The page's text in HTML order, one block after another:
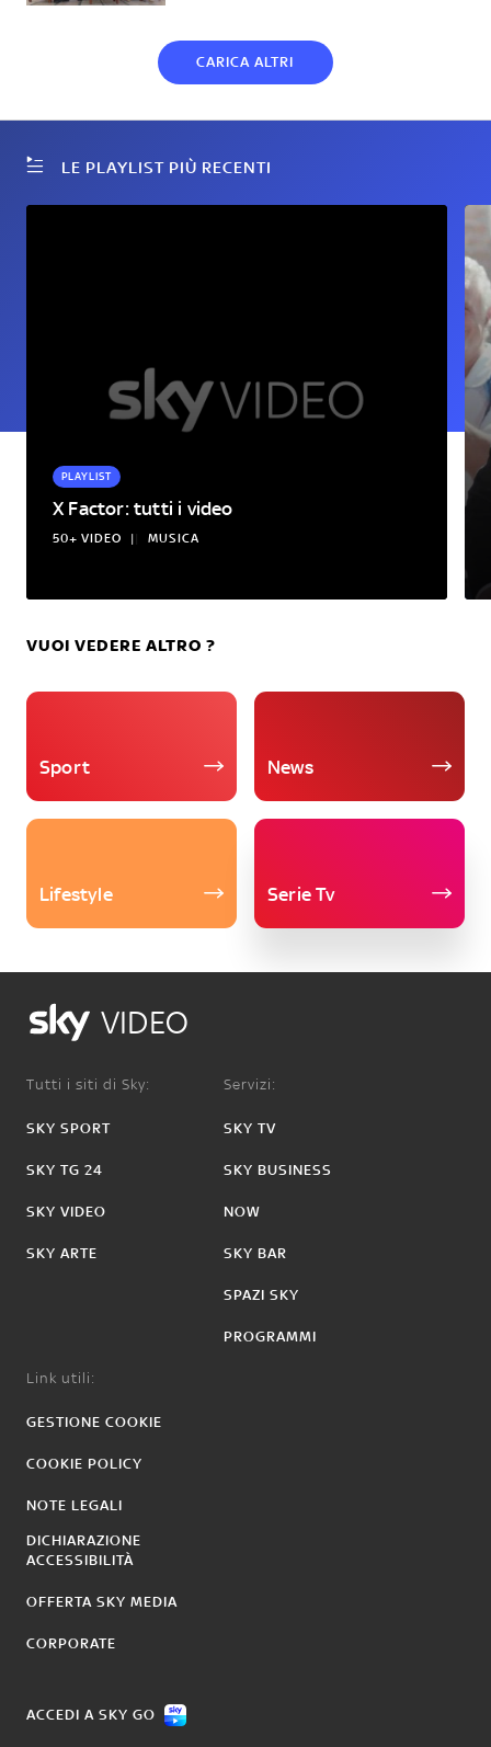
CARICA ALTRI
LE PLAYLIST PIÙ RECENTI
PLAYLIST
X Factor: tutti i video
50+ VIDEO MUSICA
VUOI VEDERE ALTRO ?
Sport News
Lifestyle Serie Tv
VIDEO
Tutti i siti di Sky:
SKY SPORT
SKY TG 24
SKY VIDEO
SKY ARTE
Servizi:
SKY TV
SKY BUSINESS
NOW
SKY BAR
SPAZI SKY
PROGRAMMI
Link utili:
GESTIONE COOKIE
COOKIE POLICY
NOTE LEGALI
DICHIARAZIONE
ACCESSIBILITÀ
OFFERTA SKY MEDIA
CORPORATE
ACCEDI A SKY GO